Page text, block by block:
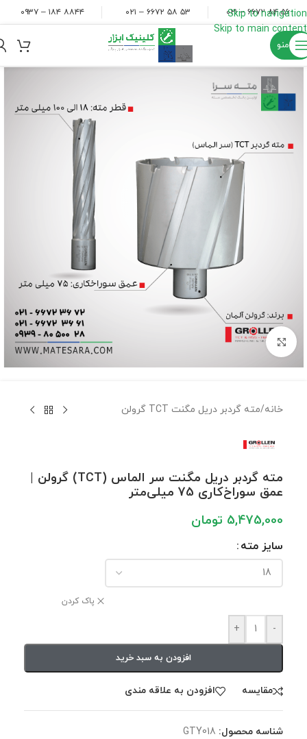
Skip to navigation
Skip to main content
۵۶ ۸۴ ۶۶۷۲ – ۰۲۱ ۵۳ ۵۸ ۶۶۷۲ – ۰۲۱ ۸۸۴۴ ۱۸۴ – ۰۹۳۷
منو
برای بزرگنمایی کلیک کنید
خانه/مته گردبر دریل مگنت TCT گرولن
مته گردبر دریل مگنت سر الماس (TCT) گرولن |
عمق سوراخ‌کاری 75 میلی‌متر
5,475,000 تومان
سایز مته
پاک کردن
-
+
افزودن به سبد خرید
مقايسه افزودن به علاقه مندی
شناسه محصول: GTY018